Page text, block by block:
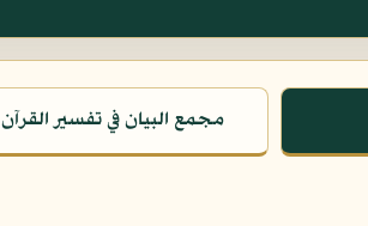
مجمع البيان في تفسير القرآن